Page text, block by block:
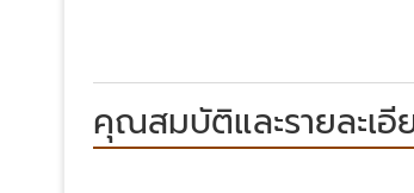
คุณสมบัติและรายละเอี